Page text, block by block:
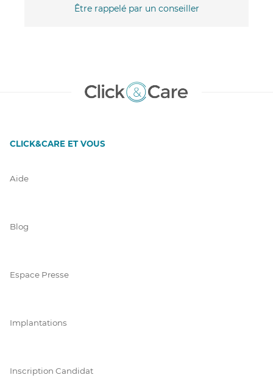
Être rappelé par un conseiller
CLICK&CARE ET VOUS
Aide
Blog
Espace Presse
Implantations
Inscription Candidat